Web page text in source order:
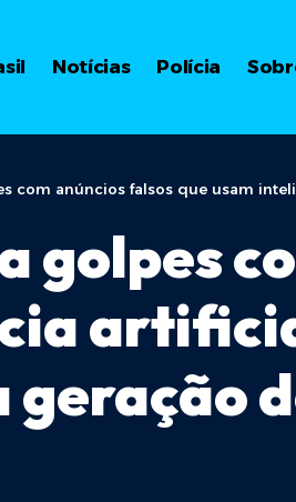
Notícias Polícia
anúncios falsos que usam inteligência
golpes
geração